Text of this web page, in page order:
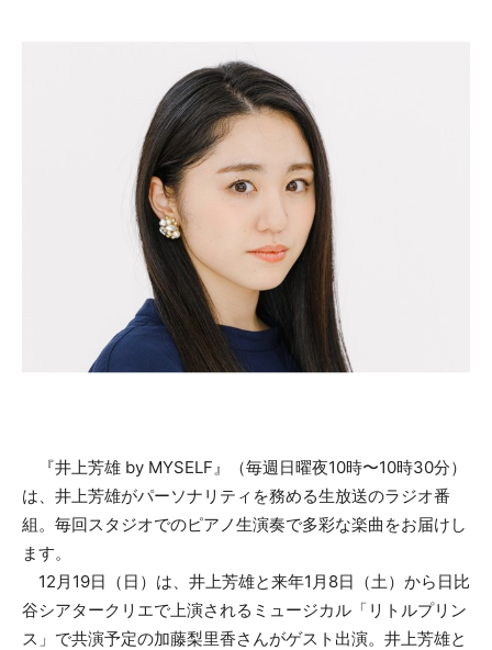
『井上芳雄 by MYSELF』（毎週日曜夜10時〜10時30分）
は、井上芳雄がパーソナリティを務める生放送のラジオ番
組。毎回スタジオでのピアノ生演奏で多彩な楽曲をお届けし
ます。
12月19日（日）は、井上芳雄と来年1月8日（土）から日比
谷シアタークリエで上演されるミュージカル「リトルプリン
ス」で共演予定の加藤梨里香さんがゲスト出演。井上芳雄と